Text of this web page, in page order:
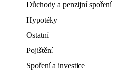
Důchody a penzijní spoření
Hypotéky
Ostatní
Pojištění
Spoření a investice